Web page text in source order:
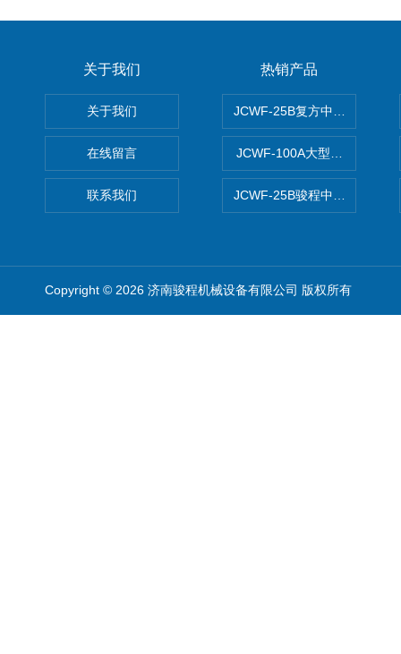
关于我们
关于我们
在线留言
联系我们
热销产品
JCWF-25B复方中药材超微粉
JCWF-100A大型中药材超微
JCWF-25B骏程中草药超细粉
Copyright © 2026 济南骏程机械设备有限公司 版权所有